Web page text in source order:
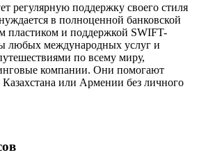
регулярную поддержку своего стиля
в полноценной банковской
пластиком и поддержкой SWIFT-
любых международных услуг и
по всему миру,
компании. Они помогают
Казахстана или Армении без личного